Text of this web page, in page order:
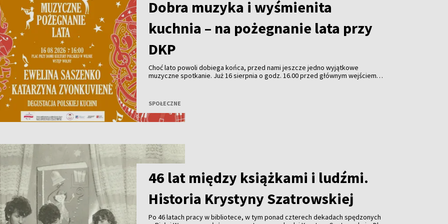
Dobra muzyka i wyśmienita
kuchnia – na pożegnanie lata przy
DKP
Choć lato powoli dobiega końca, przed nami jeszcze jedno wyjątkowe
muzyczne spotkanie. Już 16 sierpnia o godz. 16.00 przed głównym wejściem
SPOŁECZNE
46 lat między książkami i ludźmi.
Historia Krystyny Szatrowskiej
Po 46 latach pracy w bibliotece, w tym ponad czterech dekadach spędzonych